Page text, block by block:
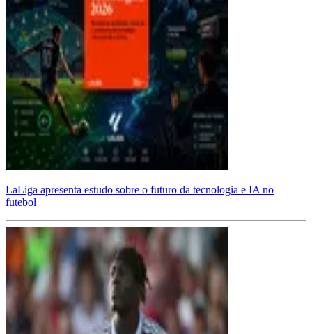
LaLiga apresenta estudo sobre o futuro da tecnologia e IA no
futebol